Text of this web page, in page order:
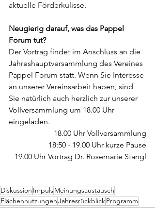
aktuelle Förderkulisse.
Neugierig darauf, was das Pappel
Forum tut?
Der Vortrag findet im Anschluss an die
Jahreshauptversammlung des Vereines
Pappel Forum statt. Wenn Sie Interesse
an unserer Vereinsarbeit haben, sind
Sie natürlich auch herzlich zur unserer
Vollversammlung um 18.00 Uhr
eingeladen.
18.00 Uhr Vollversammlung
18:50 - 19.00 Uhr kurze Pause
19.00 Uhr Vortrag Dr. Rosemarie Stangl
Diskussion ImpulsMeinungsaustausch
FlächennutzungenJahresrückblickProgramm